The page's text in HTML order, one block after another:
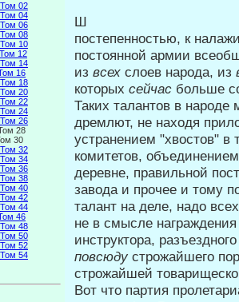
Том 02
Том 04
Том 06
Том 08
Том 10
Том 12
Том 14
16
Том 18
Том 20
Том 22
Том 24
Том 26
28
30
Том 32
Том 34
Том 36
Том 38
Том 40
Том 42
Том 44
46
Том 48
Том 50
Том 52
Том 54
Ш
постепенностью, к
постоян­ной армии
из всех слоев на­рода, из
которых сейчас больше
Таких талантов в народе
дремлют, не находя
устранением "хвостов" в
комитетов,
деревне, правильной
завода и прочее и тому
талант на деле, надо
не в смысле
инструктора,
повсюду строжайшего
строжайшей
Вот что партия